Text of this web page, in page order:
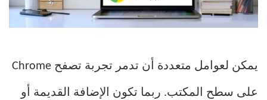
يمكن لعوامل متعددة أن تدمر تجربة تصفح Chrome
على سطح المكتب. ربما تكون الإضافة القديمة أو